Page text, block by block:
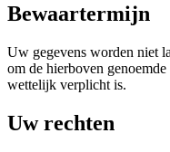
Bewaartermijn
Uw gegevens worden niet
om de hierboven
wettelijk verplicht is.
Uw rechten